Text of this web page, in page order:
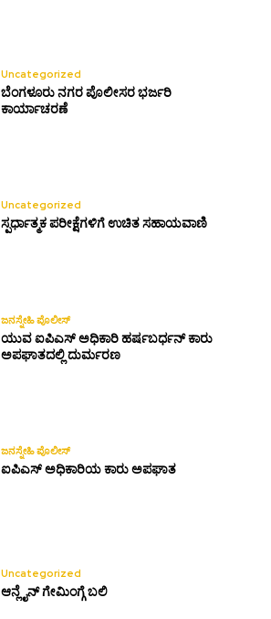
Uncategorized
ಬೆಂಗಳೂರು ನಗರ ಪೊಲೀಸರ ಭರ್ಜರಿ
ಕಾರ್ಯಾಚರಣೆ
Uncategorized
ಸ್ಪರ್ಧಾತ್ಮಕ ಪರೀಕ್ಷೆಗಳಿಗೆ ಉಚಿತ ಸಹಾಯವಾಣಿ
ಜನಸ್ನೇಹಿ ಪೊಲೀಸ್
ಯುವ ಐಪಿಎಸ್ ಅಧಿಕಾರಿ ಹರ್ಷಬರ್ಧನ್ ಕಾರು
ಅಪಘಾತದಲ್ಲಿ ದುರ್ಮರಣ
ಜನಸ್ನೇಹಿ ಪೊಲೀಸ್
ಐಪಿಎಸ್ ಅಧಿಕಾರಿಯ ಕಾರು ಅಪಘಾತ
Uncategorized
ಆನ್ಲೈನ್ ಗೇಮಿಂಗ್ಗೆ ಬಲಿ